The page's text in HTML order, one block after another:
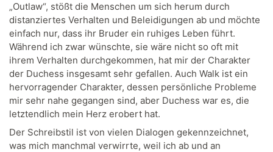
„Outlaw“, stößt die Menschen um sich herum durch
distanziertes Verhalten und Beleidigungen ab und möchte
einfach nur, dass ihr Bruder ein ruhiges Leben führt.
Während ich zwar wünschte, sie wäre nicht so oft mit
ihrem Verhalten durchgekommen, hat mir der Charakter
der Duchess insgesamt sehr gefallen. Auch Walk ist ein
hervorragender Charakter, dessen persönliche Probleme
mir sehr nahe gegangen sind, aber Duchess war es, die
letztendlich mein Herz erobert hat.
Der Schreibstil ist von vielen Dialogen gekennzeichnet,
was mich manchmal verwirrte, weil ich ab und an